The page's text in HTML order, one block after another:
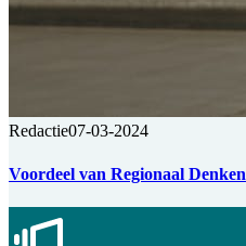
Redactie07-03-2024
Voordeel van Regionaal Denken